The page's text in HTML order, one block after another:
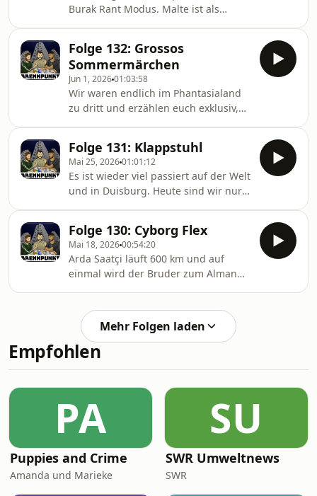
Burak Rant Modus. Malte ist als
zu tun hat.
Folge 132: Grossos
Sommermärchen
Jun 1, 202601:03:58
Wir waren endlich im Phantasialand
zu dritt und erzählen euch exklusiv,
wir das Sommermärchen 2006
auseinander. Wie Abdul diese Zeit
erlebt hat und auf einmal merkte: Du
bist Deutschland. Und Malte das auch
merkte, aber auf die Frage, ob er sich
deutsch fühlt, in dieser Folge endlich
Stellung bezieht!
Folge 131: Klappstuhl
Mai 25, 202601:01:12
Es ist wieder viel passiert auf der Welt
und in Duisburg. Heute sind wir nur
Schwererziehbare Kinder produziert
von Funk (Spaß!!)Liebe Grüße gehen
raus an den Bruder Hubi Koch (checkt
ihn auf den Socials ab!) er datet uns
grade über die ganzen
Verhandlungen vor Gericht ab und ist
generell EIN LÖWE! Schreibt gerne in
die Kommentare ob ihr B
Folge 130: Cyborg Flex
Mai 18, 202600:54:20
Arda Saatçi läuft 600 km und auf
einmal wird der Bruder zum Alman
die Reaktionen darauf und ob Abdul
ein Mittel gegen Asipositas finden
wird. Ausserdem: Wann Brennpunkt
Meme Seite?!?
Mehr Folgen laden
Empfohlen
PA
Puppies and Crime
Amanda und Marieke
SU
SWR Umweltnews
SWR